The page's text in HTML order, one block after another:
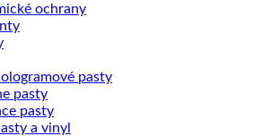
ochrany
pasty
pasty
pasty
a vinyl